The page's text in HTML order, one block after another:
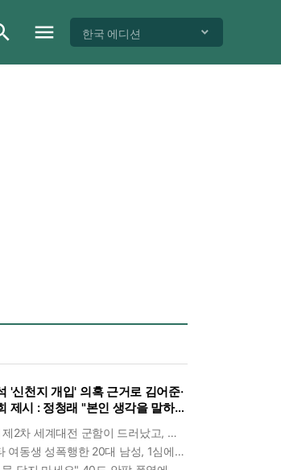
한국 에디션
'신천지 개입' 의혹 근거로 김어준·
제시 : 정청래 "본인 생각을 말하
다뉴브강에서 제2차 세계대전 군함이 드러났고, 포항 수돗물은 갑자기 짜졌다 : 폭염·가뭄이 만든 낯선 풍경
부모 외출 틈타 여동생 성폭행한 20대 남성, 1심에서 5년형 선고 : 친족 간 '암수범죄'의 심각성